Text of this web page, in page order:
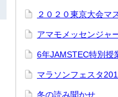
２０２０東京大会マ
アマモメッセンジャ
6年JAMSTEC特別授
マラソンフェスタ
冬の読み聞かせ